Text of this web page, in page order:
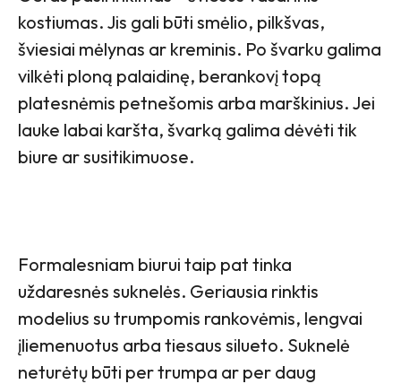
kostiumas. Jis gali būti smėlio, pilkšvas,
šviesiai mėlynas ar kreminis. Po švarku galima
vilkėti ploną palaidinę, berankovį topą
platesnėmis petnešomis arba marškinius. Jei
lauke labai karšta, švarką galima dėvėti tik
biure ar susitikimuose.
Formalesniam biurui taip pat tinka
uždaresnės suknelės. Geriausia rinktis
modelius su trumpomis rankovėmis, lengvai
įliemenuotus arba tiesaus silueto. Suknelė
neturėtų būti per trumpa ar per daug